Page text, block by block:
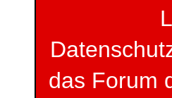
das Forum